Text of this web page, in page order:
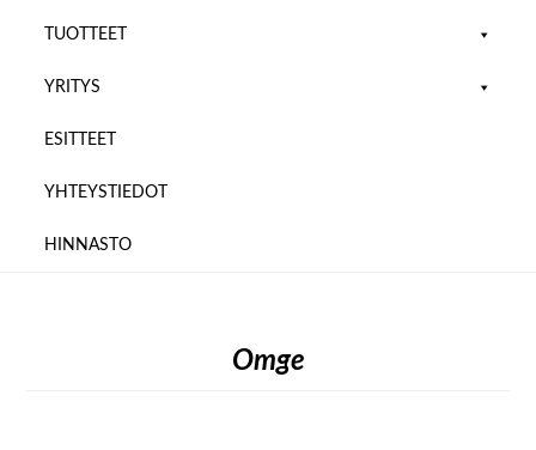
TUOTTEET
YRITYS
ESITTEET
YHTEYSTIEDOT
HINNASTO
Omge